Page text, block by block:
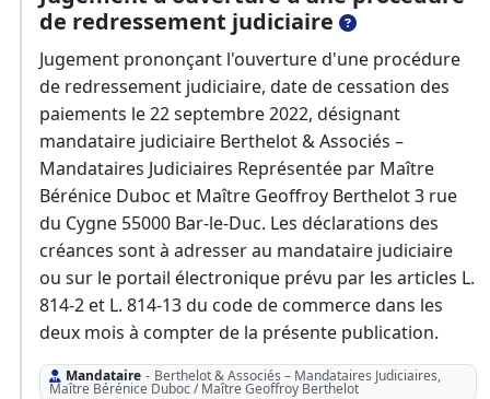
de redressement judiciaire
Jugement prononçant l'ouverture d'une procédure
de redressement judiciaire, date de cessation des
paiements le 22 septembre 2022, désignant
mandataire judiciaire Berthelot & Associés –
Mandataires Judiciaires Représentée par Maître
Bérénice Duboc et Maître Geoffroy Berthelot 3 rue
du Cygne 55000 Bar-le-Duc. Les déclarations des
créances sont à adresser au mandataire judiciaire
ou sur le portail électronique prévu par les articles L.
814-2 et L. 814-13 du code de commerce dans les
deux mois à compter de la présente publication.
Mandataire - Berthelot & Associés – Mandataires Judiciaires,
Maître Bérénice Duboc / Maître Geoffroy Berthelot